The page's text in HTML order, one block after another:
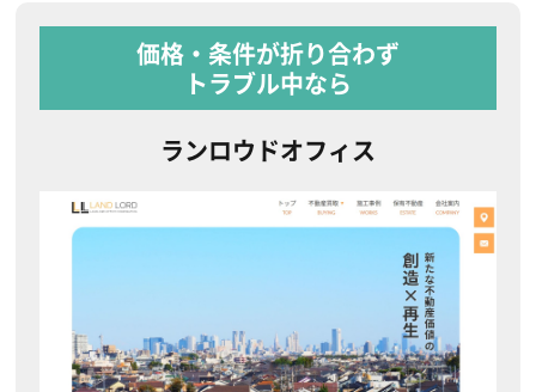
価格・条件が折り合わず
トラブル中なら
ランロウドオフィス